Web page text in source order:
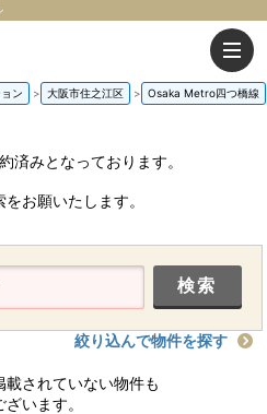
ン 大阪市住之江区 Osaka Metro四つ橋線
済みとなっております。
お願いたします。
絞り込んで物件を探す
載されていない物件も
ざいます。